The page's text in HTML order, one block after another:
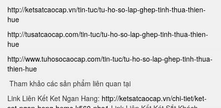
http://ketsatcaocap.vn/tin-tuc/tu-ho-so-lap-ghep-tinh-thua-thien-
hue
http://tusatcaocap.com/tin-tuc/tu-ho-so-lap-ghep-tinh-thua-thien-
hue
http://www.tuhosocaocap.com/tin-tuc/tu-ho-so-lap-ghep-tinh-thua-
thien-hue
Tham khảo các sản phẩm liên quan tại
Link Liên Kết Ket Ngan Hang: http://ketsatcaocap.vn/chi-tiet/ket-